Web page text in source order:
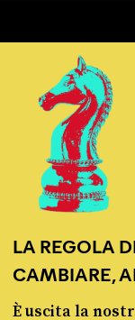
LA REGOLA
CAMBIARE,
È uscita la
Fact-